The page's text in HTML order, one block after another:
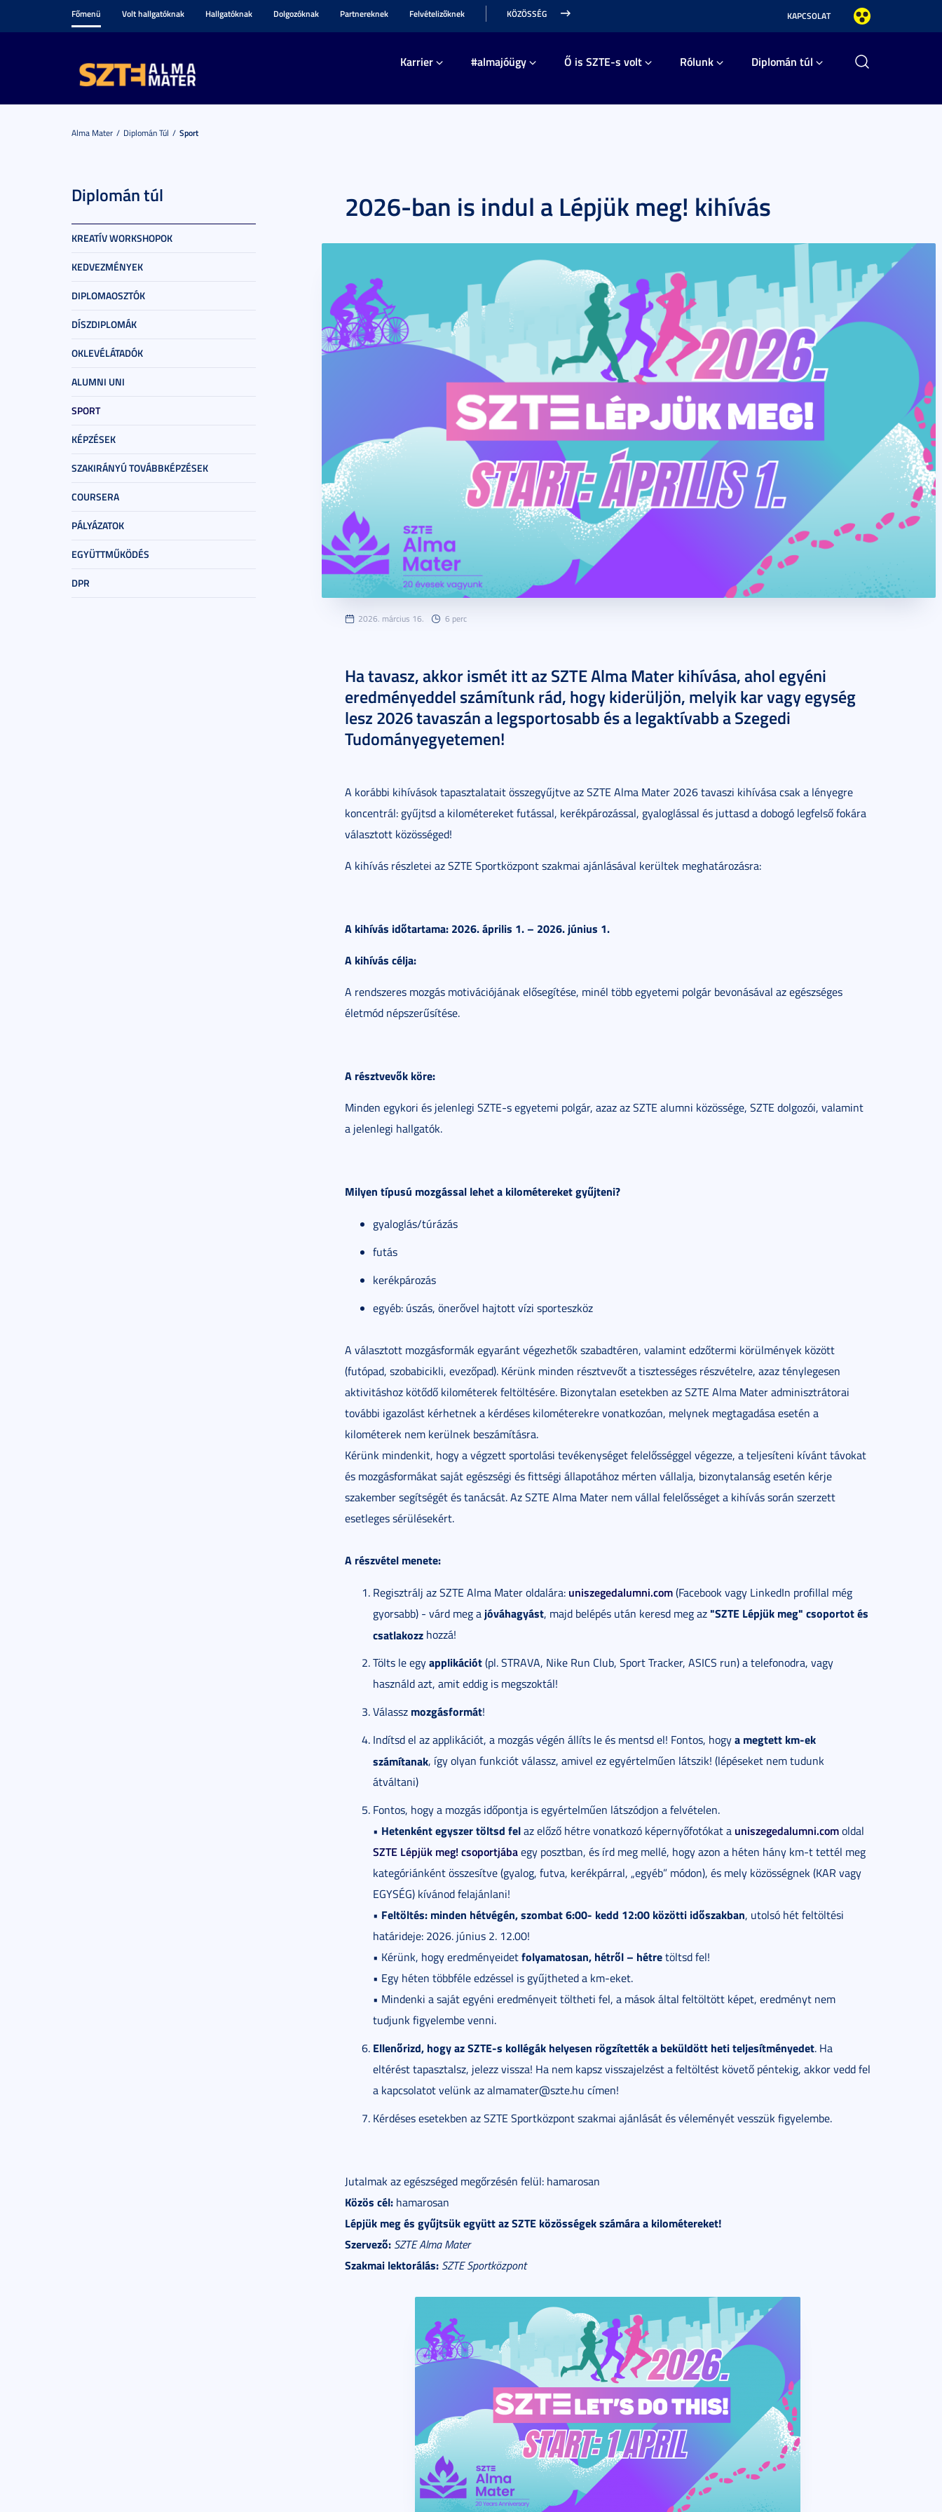
Főmenü Volt hallgatóknak Hallgatóknak Dolgozóknak Partnereknek Felvételizőknek KÖZÖSSÉG KAPCSOLAT
Karrier #almajóügy Ő is SZTE-s volt Rólunk Diplomán túl
Alma Mater Diplomán Túl Sport
Diplomán túl
KREATÍV WORKSHOPOK
KEDVEZMÉNYEK
DIPLOMAOSZTÓK
DÍSZDIPLOMÁK
OKLEVÉLÁTADÓK
ALUMNI UNI
SPORT
KÉPZÉSEK
SZAKIRÁNYÚ TOVÁBBKÉPZÉSEK
COURSERA
PÁLYÁZATOK
EGYÜTTMŰKÖDÉS
DPR
2026-ban is indul a Lépjük meg! kihívás
2026. március 16. 6 perc
Ha tavasz, akkor ismét itt az SZTE Alma Mater kihívása, ahol egyéni
eredményeddel számítunk rád, hogy kiderüljön, melyik kar vagy egység
lesz 2026 tavaszán a legsportosabb és a legaktívabb a Szegedi
Tudományegyetemen!
A korábbi kihívások tapasztalatait összegyűjtve az SZTE Alma Mater 2026 tavaszi kihívása csak a lényegre
koncentrál: gyűjtsd a kilométereket futással, kerékpározással, gyaloglással és juttasd a dobogó legfelső fokára
választott közösséged!
A kihívás részletei az SZTE Sportközpont szakmai ajánlásával kerültek meghatározásra:
A kihívás időtartama: 2026. április 1. – 2026. június 1.
A kihívás célja:
A rendszeres mozgás motivációjának elősegítése, minél több egyetemi polgár bevonásával az egészséges
életmód népszerűsítése.
A résztvevők köre:
Minden egykori és jelenlegi SZTE-s egyetemi polgár, azaz az SZTE alumni közössége, SZTE dolgozói, valamint
a jelenlegi hallgatók.
Milyen típusú mozgással lehet a kilométereket gyűjteni?
gyaloglás/túrázás
futás
kerékpározás
egyéb: úszás, önerővel hajtott vízi sporteszköz
A választott mozgásformák egyaránt végezhetők szabadtéren, valamint edzőtermi körülmények között
(futópad, szobabicikli, evezőpad). Kérünk minden résztvevőt a tisztességes részvételre, azaz ténylegesen
aktivitáshoz kötődő kilométerek feltöltésére. Bizonytalan esetekben az SZTE Alma Mater adminisztrátorai
további igazolást kérhetnek a kérdéses kilométerekre vonatkozóan, melynek megtagadása esetén a
kilométerek nem kerülnek beszámításra.
Kérünk mindenkit, hogy a végzett sportolási tevékenységet felelősséggel végezze, a teljesíteni kívánt távokat
és mozgásformákat saját egészségi és fittségi állapotához mérten vállalja, bizonytalanság esetén kérje
szakember segítségét és tanácsát. Az SZTE Alma Mater nem vállal felelősséget a kihívás során szerzett
esetleges sérülésekért.
A részvétel menete:
Regisztrálj az SZTE Alma Mater oldalára: uniszegedalumni.com(Facebook vagy LinkedIn profillal még
gyorsabb) - várd meg a jóváhagyást, majd belépés után keresd meg az"SZTE Lépjük meg" csoportot és
csatlakozz hozzá!
Tölts le egyapplikációt(pl. STRAVA, Nike Run Club, Sport Tracker, ASICS run) a telefonodra, vagy
használd azt, amit eddig is megszoktál!
Válassz mozgásformát!
Indítsd el az applikációt, a mozgás végén állíts le és mentsd el! Fontos, hogya megtett km-ek
számítanak, így olyan funkciót válassz, amivel ez egyértelműen látszik! (lépéseket nem tudunk
átváltani)
Fontos, hogy a mozgás időpontja is egyértelműen látszódjon a felvételen.
• Hetenként egyszer töltsd felaz előző hétre vonatkozó képernyőfotókat a uniszegedalumni.comoldal
SZTE Lépjük meg! csoportjábaegy posztban, és írd meg mellé, hogy azon a héten hány km-t tettél meg
kategóriánként összesítve (gyalog, futva, kerékpárral, „egyéb” módon), és mely közösségnek (KAR vagy
EGYSÉG) kívánod felajánlani!
• Feltöltés: minden hétvégén, szombat 6:00- kedd 12:00 közötti időszakban, utolsó hét feltöltési
határideje: 2026. június 2. 12.00!
• Kérünk, hogy eredményeidetfolyamatosan, hétről – hétretöltsd fel!
• Egy héten többféle edzéssel is gyűjtheted a km-eket.
• Mindenki a saját egyéni eredményeit töltheti fel, a mások által feltöltött képet, eredményt nem
tudjunk figyelembe venni.
Ellenőrizd, hogy az SZTE-s kollégák helyesen rögzítették a beküldött heti teljesítményedet. Ha
eltérést tapasztalsz, jelezz vissza! Ha nem kapsz visszajelzést a feltöltést követő péntekig, akkor vedd fel
a kapcsolatot velünk az almamater@szte.hu címen!
Kérdéses esetekben az SZTE Sportközpont szakmai ajánlását és véleményét vesszük figyelembe.
Jutalmak az egészséged megőrzésén felül: hamarosan
Közös cél: hamarosan
Lépjük meg és gyűjtsük együtt az SZTE közösségek számára a kilométereket!
Szervező: SZTE Alma Mater
Szakmai lektorálás: SZTE Sportközpont